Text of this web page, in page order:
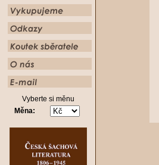
Vyberte si měnu
Měna: